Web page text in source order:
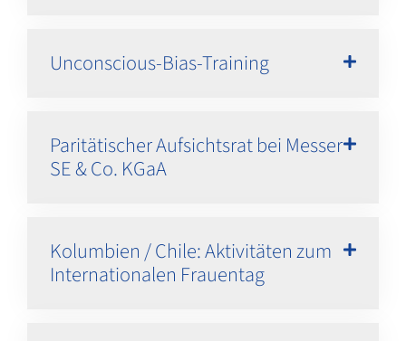
Unconscious-Bias-Training
Paritätischer Aufsichtsrat bei Messer
SE & Co. KGaA
Kolumbien / Chile: Aktivitäten zum
Internationalen Frauentag